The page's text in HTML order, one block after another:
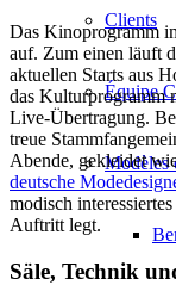
Clients
Équipe
Modèles
Das Kinoprogramm
auf. Zum einen läuft
aktuellen Starts aus
das Kulturprogramm
Live-Übertragung.
treue
Abende, gekleidet
deutsche
modisch
Auftritt legt.
Säle, Technik